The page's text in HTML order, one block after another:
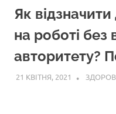
Як
на роботі без
авторитету?
21 КВІТНЯ, 2021